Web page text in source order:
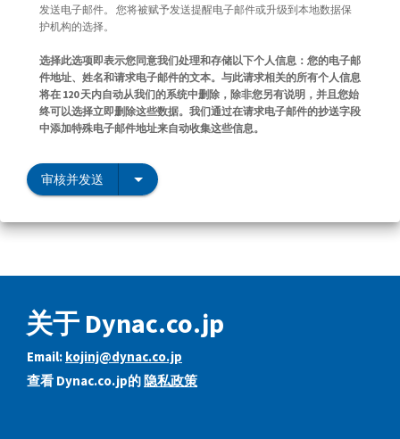
发送电子邮件。 您将被赋予发送提醒电子邮件或升级到本地数据保
护机构的选择。
选择此选项即表示您同意我们处理和存储以下个人信息：您的电子邮
件地址、姓名和请求电子邮件的文本。与此请求相关的所有个人信息
将在 120 天内自动从我们的系统中删除，除非您另有说明，并且您始
终可以选择立即删除这些数据。我们通过在请求电子邮件的抄送字段
中添加特殊电子邮件地址来自动收集这些信息。
审核并发送
关于 Dynac.co.jp
Email: kojinj@dynac.co.jp
查看 Dynac.co.jp的 隐私政策